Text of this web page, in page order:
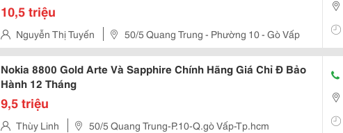
10,5 triệu
Nguyễn Thị Tuyến 50/5 Quang Trung - Phường 10 - Gò Vấp
Nokia 8800 Gold Arte Và Sapphire Chính Hãng Giá Chỉ Đ Bảo
Hành 12 Tháng
9,5 triệu
Thùy Linh 50/5 Quang Trung-P.10-Q.gò Vấp-Tp.hcm